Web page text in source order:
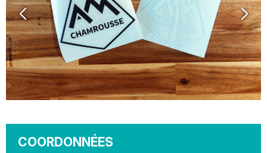
COORDONNÉES